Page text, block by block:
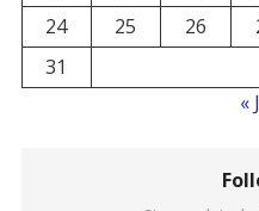
24
25 26
31
«